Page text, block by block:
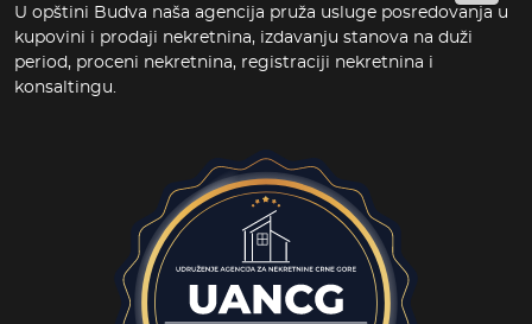
U opštini Budva naša agencija pruža usluge posredovanja u
kupovini i prodaji nekretnina, izdavanju stanova na duži
period, proceni nekretnina, registraciji nekretnina i
konsaltingu.